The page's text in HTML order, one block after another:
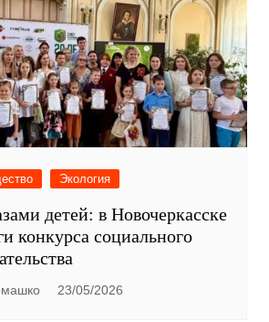
Экология
детей: в Новочеркасске
конкурса социального
23/05/2026